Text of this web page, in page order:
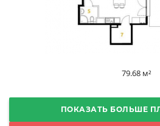
79.68 м²
ПОКАЗАТЬ БОЛЬШЕ